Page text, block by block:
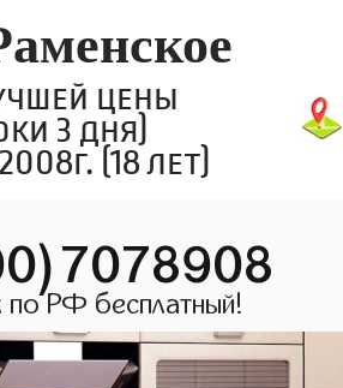
цены
3 дня)
(18 лет)
по РФ бесплатный!